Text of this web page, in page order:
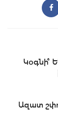
Կօգնի՞
Ազատ